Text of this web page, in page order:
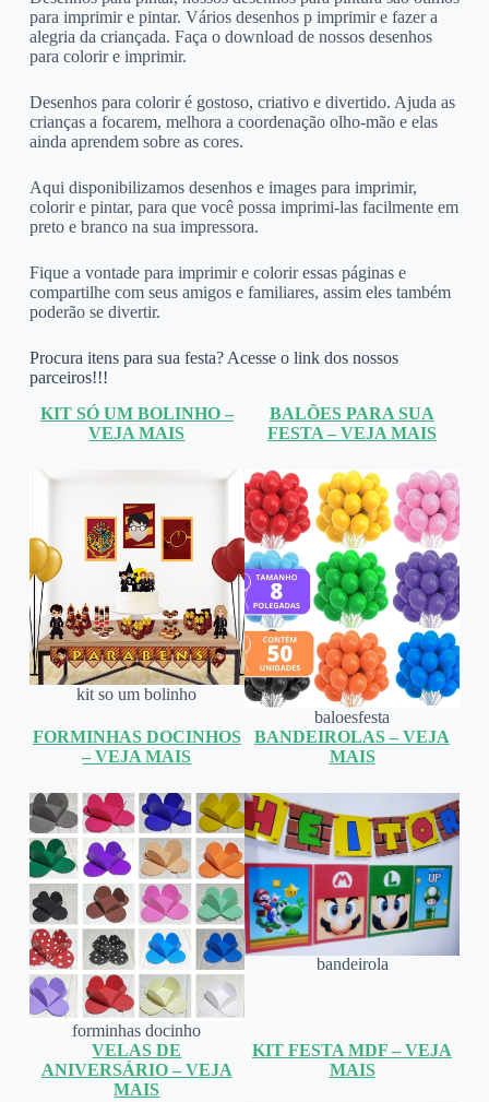
para imprimir e pintar. Vários desenhos p imprimir e fazer a
alegria da criançada. Faça o download de nossos desenhos
para colorir e imprimir.
Desenhos para colorir é gostoso, criativo e divertido. Ajuda as
crianças a focarem, melhora a coordenação olho-mão e elas
ainda aprendem sobre as cores.
Aqui disponibilizamos desenhos e images para imprimir,
colorir e pintar, para que você possa imprimi-las facilmente em
preto e branco na sua impressora.
Fique a vontade para imprimir e colorir essas páginas e
compartilhe com seus amigos e familiares, assim eles também
poderão se divertir.
Procura itens para sua festa? Acesse o link dos nossos
parceiros!!!
KIT SÓ UM BOLINHO –
VEJA MAIS
kit so um bolinho
BALÕES PARA SUA
FESTA – VEJA MAIS
baloesfesta
FORMINHAS DOCINHOS
– VEJA MAIS
forminhas docinho
BANDEIROLAS – VEJA
MAIS
bandeirola
VELAS DE
ANIVERSÁRIO – VEJA
MAIS
KIT FESTA MDF – VEJA
MAIS